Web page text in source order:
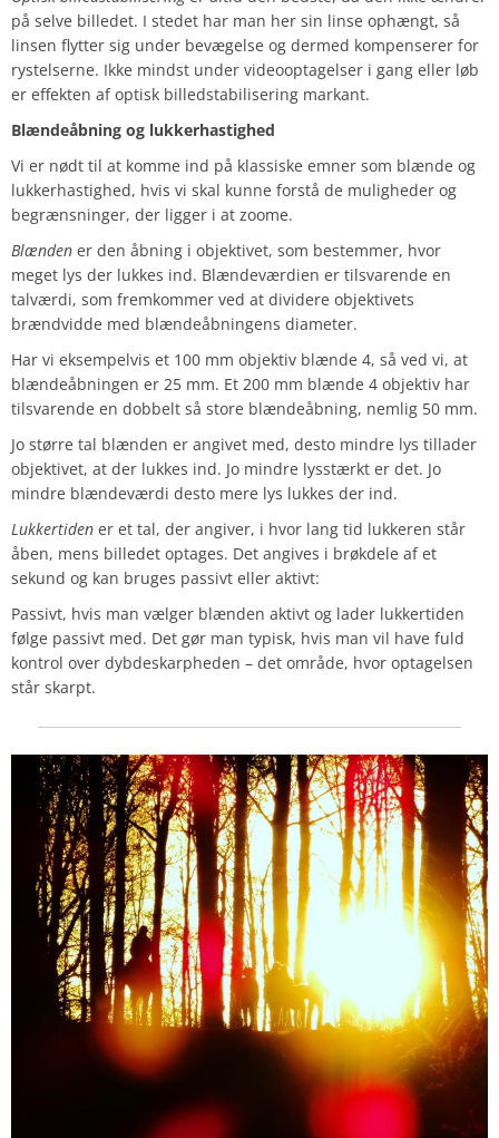
på selve billedet. I stedet har man her sin linse ophængt, så
linsen flytter sig under bevægelse og dermed kompenserer for
rystelserne. Ikke mindst under videooptagelser i gang eller løb
er effekten af optisk billedstabilisering markant.
Blændeåbning og lukkerhastighed
Vi er nødt til at komme ind på klassiske emner som blænde og
lukkerhastighed, hvis vi skal kunne forstå de muligheder og
begrænsninger, der ligger i at zoome.
Blænden er den åbning i objektivet, som bestemmer, hvor
meget lys der lukkes ind. Blændeværdien er tilsvarende en
talværdi, som fremkommer ved at dividere objektivets
brændvidde med blændeåbningens diameter.
Har vi eksempelvis et 100 mm objektiv blænde 4, så ved vi, at
blændeåbningen er 25 mm. Et 200 mm blænde 4 objektiv har
tilsvarende en dobbelt så store blændeåbning, nemlig 50 mm.
Jo større tal blænden er angivet med, desto mindre lys tillader
objektivet, at der lukkes ind. Jo mindre lysstærkt er det. Jo
mindre blændeværdi desto mere lys lukkes der ind.
Lukkertiden er et tal, der angiver, i hvor lang tid lukkeren står
åben, mens billedet optages. Det angives i brøkdele af et
sekund og kan bruges passivt eller aktivt:
Passivt, hvis man vælger blænden aktivt og lader lukkertiden
følge passivt med. Det gør man typisk, hvis man vil have fuld
kontrol over dybdeskarpheden – det område, hvor optagelsen
står skarpt.